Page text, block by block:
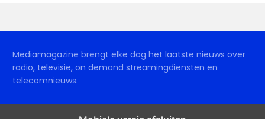
Mediamagazine brengt elke dag het laatste nieuws over
radio, televisie, on demand streamingdiensten en
telecomnieuws.